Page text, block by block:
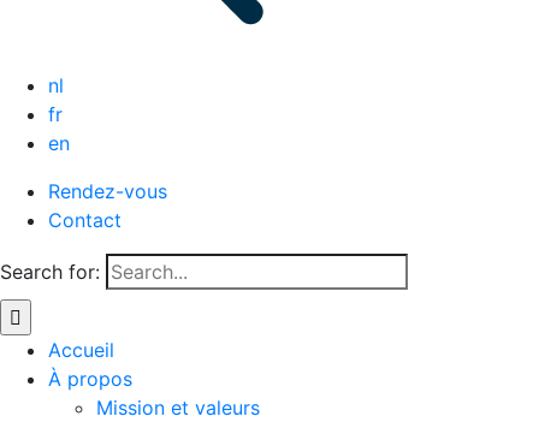
nl
fr
en
Rendez-vous
Contact
Search for:
Accueil
À propos
Mission et valeurs